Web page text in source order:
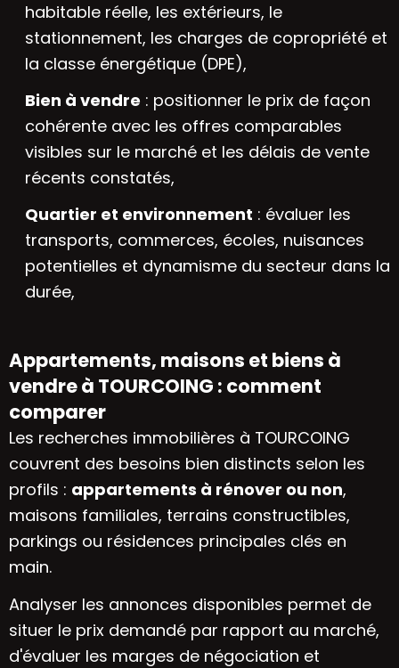
habitable réelle, les extérieurs, le
stationnement, les charges de copropriété et
la classe énergétique (DPE),
Bien à vendre : positionner le prix de façon
cohérente avec les offres comparables
visibles sur le marché et les délais de vente
récents constatés,
Quartier et environnement : évaluer les
transports, commerces, écoles, nuisances
potentielles et dynamisme du secteur dans la
durée,
Appartements, maisons et biens à
vendre à TOURCOING : comment
comparer
Les recherches immobilières à TOURCOING
couvrent des besoins bien distincts selon les
profils : appartements à rénover ou non,
maisons familiales, terrains constructibles,
parkings ou résidences principales clés en
main.
Analyser les annonces disponibles permet de
situer le prix demandé par rapport au marché,
d'évaluer les marges de négociation et